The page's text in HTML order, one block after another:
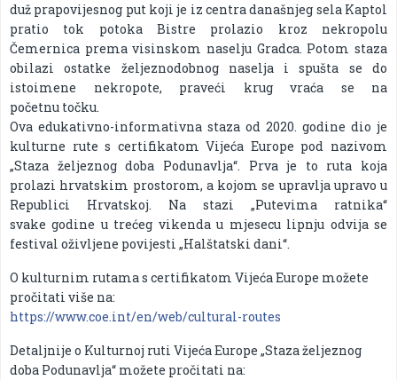
duž prapovijesnog put koji je iz centra današnjeg sela Kaptol
pratio tok potoka Bistre prolazio kroz nekropolu
Čemernica prema visinskom naselju Gradca. Potom staza
obilazi ostatke željeznodobnog naselja i spušta se do
istoimene nekropote, praveći krug vraća se na
početnu točku.
Ova edukativno-informativna staza od 2020. godine dio je
kulturne rute s certifikatom Vijeća Europe pod nazivom
„Staza željeznog doba Podunavlja“. Prva je to ruta koja
prolazi hrvatskim prostorom, a kojom se upravlja upravo u
Republici Hrvatskoj. Na stazi „Putevima ratnika“
svake godine u trećeg vikenda u mjesecu lipnju odvija se
festival oživljene povijesti „Halštatski dani“.
O kulturnim rutama s certifikatom Vijeća Europe možete
pročitati više na:
https://www.coe.int/en/web/cultural-routes
Detaljnije o Kulturnoj ruti Vijeća Europe „Staza željeznog
doba Podunavlja“ možete pročitati na: